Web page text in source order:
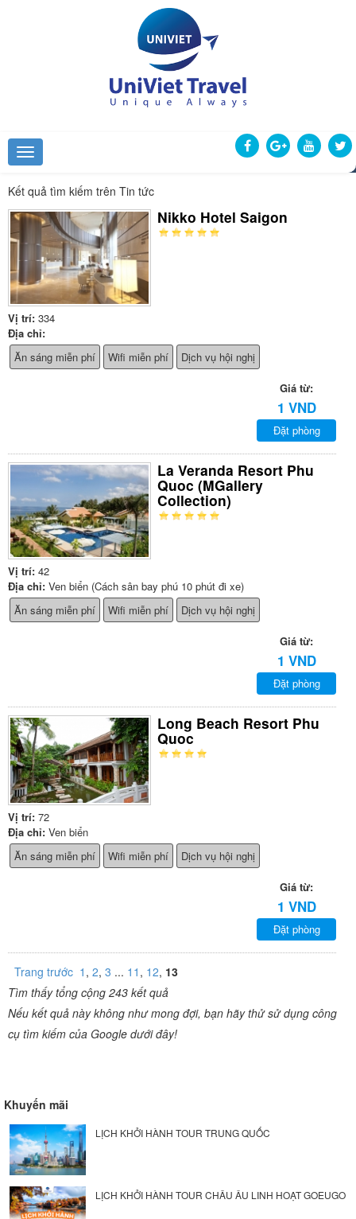
Kết quả tìm kiếm trên Tin tức
Nikko Hotel Saigon
Vị trí: 334
Địa chỉ:
Ăn sáng miễn phí
Wifi miễn phí Dịch vụ hội nghị
Giá từ:
1 VND
Đặt phòng
La Veranda Resort Phu
Quoc (MGallery
Collection)
Vị trí: 42
Địa chỉ: Ven biển (Cách sân bay phú 10 phút đi xe)
Ăn sáng miễn phí
Wifi miễn phí Dịch vụ hội nghị
Giá từ:
1 VND
Đặt phòng
Long Beach Resort Phu
Quoc
Vị trí: 72
Địa chỉ: Ven biển
Ăn sáng miễn phí
Wifi miễn phí Dịch vụ hội nghị
Giá từ:
1 VND
Đặt phòng
Trang trước 1 , 2, 3 ... 11 , 12, 13
Tìm thấy tổng cộng 243 kết quả
Nếu kết quả này không như mong đợi, bạn hãy thử sử dụng công
cụ tìm kiếm của Google dưới đây!
Khuyến mãi
LỊCH KHỞI HÀNH TOUR TRUNG QUỐC
LỊCH KHỞI HÀNH TOUR CHÂU ÂU LINH HOẠT GOEUGO